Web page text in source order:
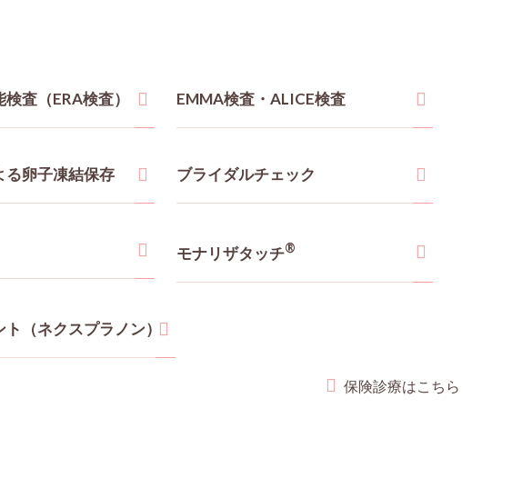
査（ERA検査） EMMA検査・ALICE検査
る卵子凍結保存 ブライダルチェック
モナリザタッチ®
ト（ネクスプラノン）
保険診療はこちら